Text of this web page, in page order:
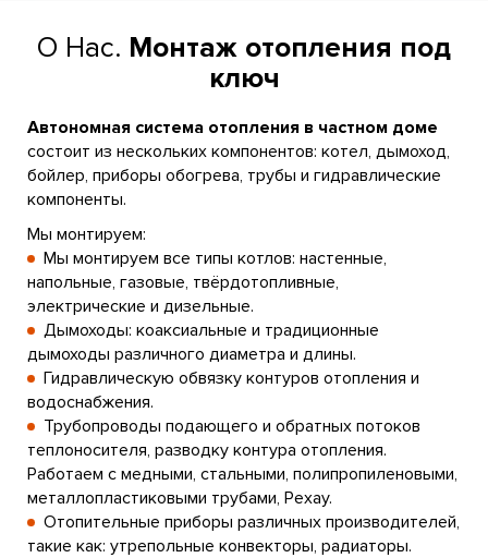
О Нас. Монтаж отопления под
ключ
Автономная система отопления в частном доме
состоит из нескольких компонентов: котел, дымоход,
бойлер, приборы обогрева, трубы и гидравлические
компоненты.
Мы монтируем:
Мы монтируем все типы котлов: настенные,
напольные, газовые, твёрдотопливные,
электрические и дизельные.
Дымоходы: коаксиальные и традиционные
дымоходы различного диаметра и длины.
Гидравлическую обвязку контуров отопления и
водоснабжения.
Трубопроводы подающего и обратных потоков
теплоносителя, разводку контура отопления.
Работаем с медными, стальными, полипропиленовыми,
металлопластиковыми трубами, Рехау.
Отопительные приборы различных производителей,
такие как: утрепольные конвекторы, радиаторы.